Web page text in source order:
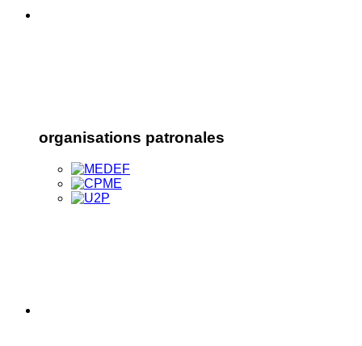
organisations patronales